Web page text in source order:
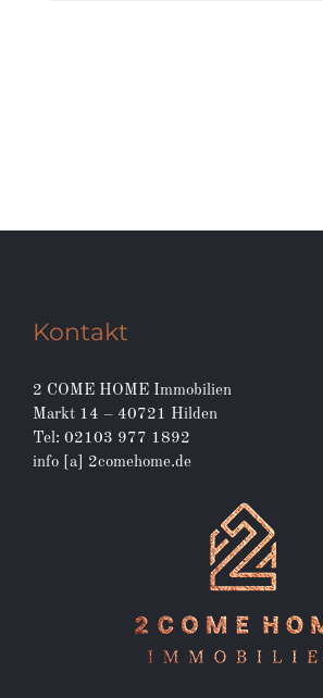
Kontakt
2 COME HOME Immobilien
Markt 14 – 40721 Hilden
Tel: 02103 977 1892
info [a] 2comehome.de